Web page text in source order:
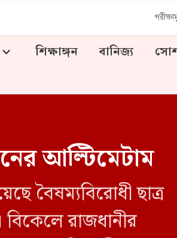
শিক্ষাঙ্গন বানিজ্য
আল্টিমেটাম
বৈষম্যবিরোধী ছাত্র
রাজধানীর